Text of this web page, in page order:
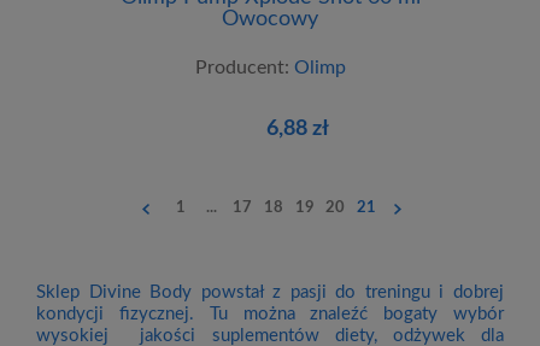
Owocowy
Producent: Olimp
6,88 zł
1 ... 17 18 19 20 21
Sklep Divine Body powstał z pasji do treningu i dobrej
kondycji fizycznej. Tu można znaleźć bogaty wybór
wysokiej jakości suplementów diety, odżywek dla